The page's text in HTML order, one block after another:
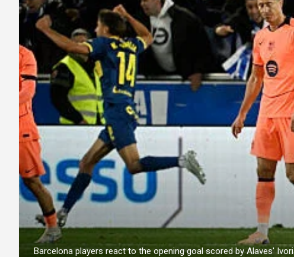
Barcelona players react to the opening goal scored by Alaves'